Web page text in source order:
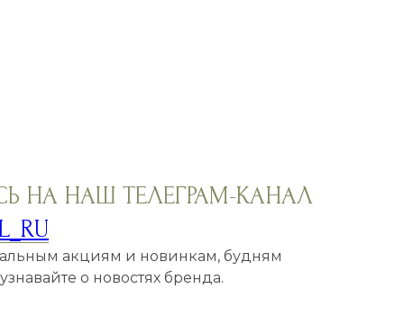
НА НАШ ТЕЛЕГРАМ-КАНАЛ
акциям и новинкам, будням
о новостях бренда.